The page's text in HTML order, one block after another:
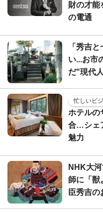
財の才能
の電通
「秀吉
い...お市
だ"現代
忙しいビ
ホテルの
合…シェ
魅力
NHK大
師に「獣
臣秀吉の